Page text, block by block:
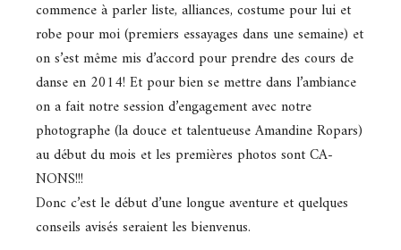
commence à parler liste, alliances, costume pour lui et
robe pour moi (premiers essayages dans une semaine) et
on s’est même mis d’accord pour prendre des cours de
danse en 2014! Et pour bien se mettre dans l’ambiance
on a fait notre session d’engagement avec notre
photographe (la douce et talentueuse Amandine Ropars)
au début du mois et les premières photos sont CA-
NONS!!!
Donc c’est le début d’une longue aventure et quelques
conseils avisés seraient les bienvenus.